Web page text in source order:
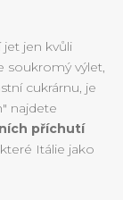
jet jen kvůli
soukromý výlet,
cukrárnu, je
najdete
příchutí
Itálie jako